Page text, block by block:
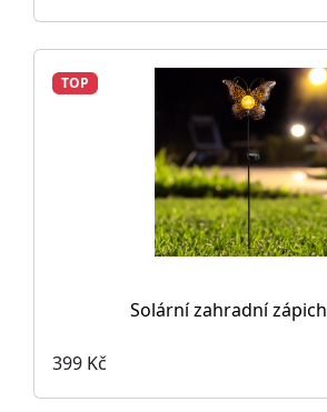
TOP
Solární zahradní
399 Kč